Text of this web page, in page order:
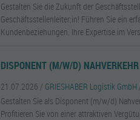
Gestalten Sie die Zukunft der
Geschäftsstellenleiter:in! Führen Sie ein
Kundenbeziehungen. Ihre Expertise im
DISPONENT (M/W/D) NAHVERKEHR
21.07.2026 / GRIESHABER Logistik GmbH
Gestalten Sie als Disponent (m/w/d)
Profitieren Sie von einer attraktiven